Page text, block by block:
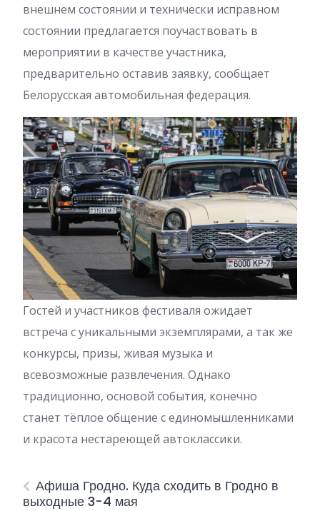
внешнем состоянии и технически исправном
состоянии предлагается поучаствовать в
мероприятии в качестве участника,
предварительно оставив заявку, сообщает
Белорусская автомобильная федерация.
Гостей и участников фестиваля ожидает
встреча с уникальными экземплярами, а так же
конкурсы, призы, живая музыка и
всевозможные развлечения. Однако
традиционно, основой события, конечно
станет тёплое общение с единомышленниками
и красота нестареющей автоклассики.
Афиша Гродно. Куда сходить в Гродно в
выходные 3-4 мая